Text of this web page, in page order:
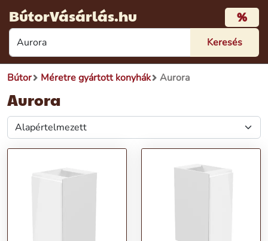
BútorVásárlás.hu %
Bútor Méretre gyártott konyhák Aurora
Aurora